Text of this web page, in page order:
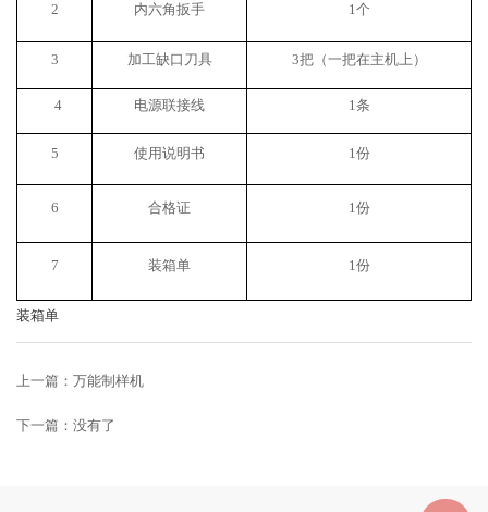
2 内六角扳手 1个
3 加工缺口刀具 3把（一把在主机上）
4 电源联接线 1条
5 使用说明书 1份
6 合格证 1份
7 装箱单 1份
装箱单
上一篇： 万能制样机
下一篇：没有了